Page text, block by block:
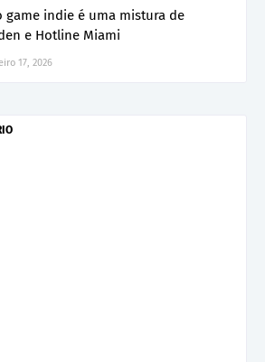
game indie é uma mistura de
e Hotline Miami
17, 2026